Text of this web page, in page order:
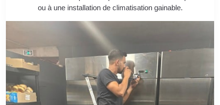
ou à une installation de climatisation gainable.